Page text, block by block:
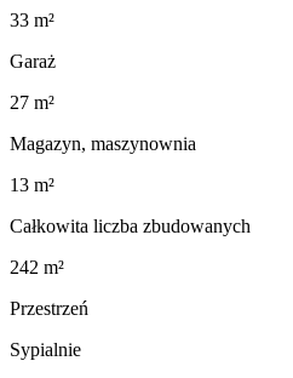
33 m²
Garaż
27 m²
Magazyn, maszynownia
13 m²
Całkowita liczba zbudowanych
242 m²
Przestrzeń
Sypialnie